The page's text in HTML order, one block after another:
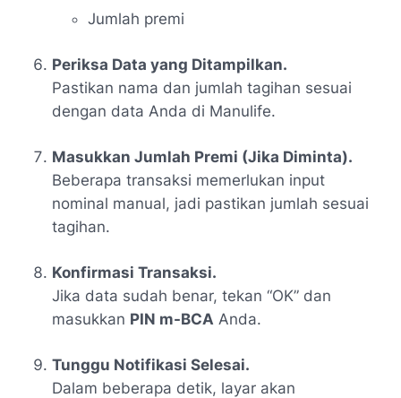
Jumlah premi
Periksa Data yang Ditampilkan.
Pastikan nama dan jumlah tagihan sesuai
dengan data Anda di Manulife.
Masukkan Jumlah Premi (Jika Diminta).
Beberapa transaksi memerlukan input
nominal manual, jadi pastikan jumlah sesuai
tagihan.
Konfirmasi Transaksi.
Jika data sudah benar, tekan “OK” dan
masukkan PIN m-BCA Anda.
Tunggu Notifikasi Selesai.
Dalam beberapa detik, layar akan